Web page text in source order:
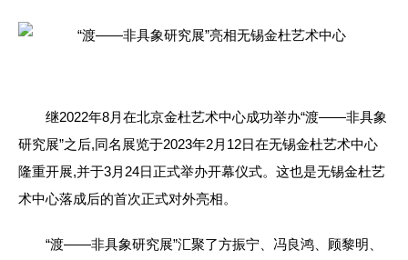
继2022年8月在北京金杜艺术中心成功举办“渡——非具象
研究展”之后,同名展览于2023年2月12日在无锡金杜艺术中心
隆重开展,并于3月24日正式举办开幕仪式。这也是无锡金杜艺
术中心落成后的首次正式对外亮相。
“渡——非具象研究展”汇聚了方振宁、冯良鸿、顾黎明、